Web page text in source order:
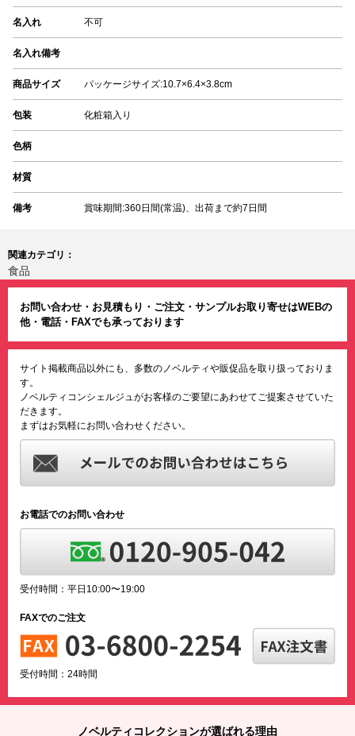
名入れ 不可
名入れ備考
商品サイズ パッケージサイズ:10.7×6.4×3.8cm
包装 化粧箱入り
色柄
材質
備考 賞味期間:360日間(常温)、出荷まで約7日間
関連カテゴリ：
食品
お問い合わせ・お見積もり・ご注文・サンプルお取り寄せはWEBの
他・電話・FAXでも承っております
サイト掲載商品以外にも、多数のノベルティや販促品を取り扱っておりま
す。
ノベルティコンシェルジュがお客様のご要望にあわせてご提案させていた
だきます。
まずはお気軽にお問い合わせください。
お電話でのお問い合わせ
受付時間：平日10:00〜19:00
FAXでのご注文
受付時間：24時間
ノベルティコレクションが選ばれる理由